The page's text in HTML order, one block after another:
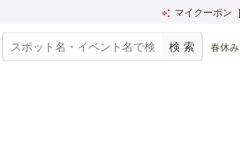
マイクーポン
春休み